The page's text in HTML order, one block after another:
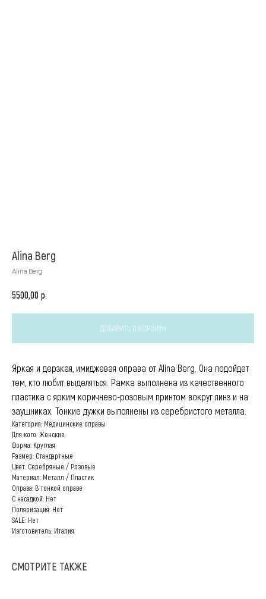
Alina Berg
Alina Berg
5500,00 р.
ДОБАВИТЬ В КОРЗИНУ
Яркая и дерзкая, имиджевая оправа от Alina Berg. Она подойдет
тем, кто любит выделяться. Рамка выполнена из качественного
пластика с ярким коричнево-розовым принтом вокруг линз и на
заушниках. Тонкие дужки выполнены из серебристого металла.
Категория: Медицинские оправы
Для кого: Женские
Форма: Круглая
Размер: Стандартные
Цвет: Серебряные / Розовые
Материал: Металл / Пластик
Оправа: В тонкой оправе
С насадкой: Нет
Поляризация: Нет
SALE: Нет
Изготовитель: Италия
СМОТРИТЕ ТАКЖЕ